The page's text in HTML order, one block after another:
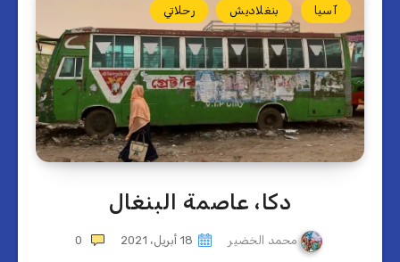
آسيا بنغلاديش رحلاتي
دكا، عاصمة البنغال
محمد الخضير 18 أبريل، 2021 0